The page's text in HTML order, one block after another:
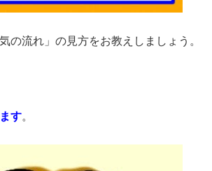
の流れ」の見方をお教えしましょう。
す。